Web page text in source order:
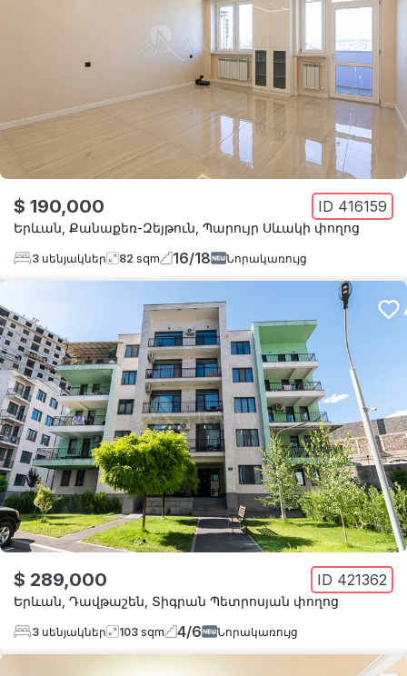
$ 190,000 ID 416159
Երևան, Քանաքեռ-Զեյթուն, Պարույր Սևակի փողոց
3 սենյակներ 82 sqm 16/18 Նորակառույց
$ 289,000 ID 421362
Երևան Դավթաշեն Տիգրան Պետրոսյան փողոց
3 սենյակներ 103 sqm 4/6 Նորակառույց